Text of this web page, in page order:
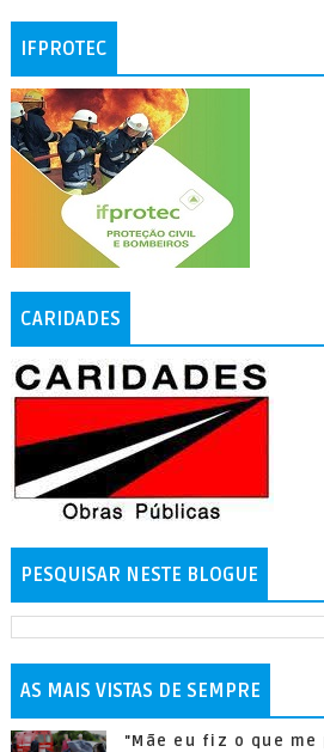
IFPROTEC
CARIDADES
PESQUISAR NESTE BLOGUE
AS MAIS VISTAS DE SEMPRE
"Mãe eu fiz o que